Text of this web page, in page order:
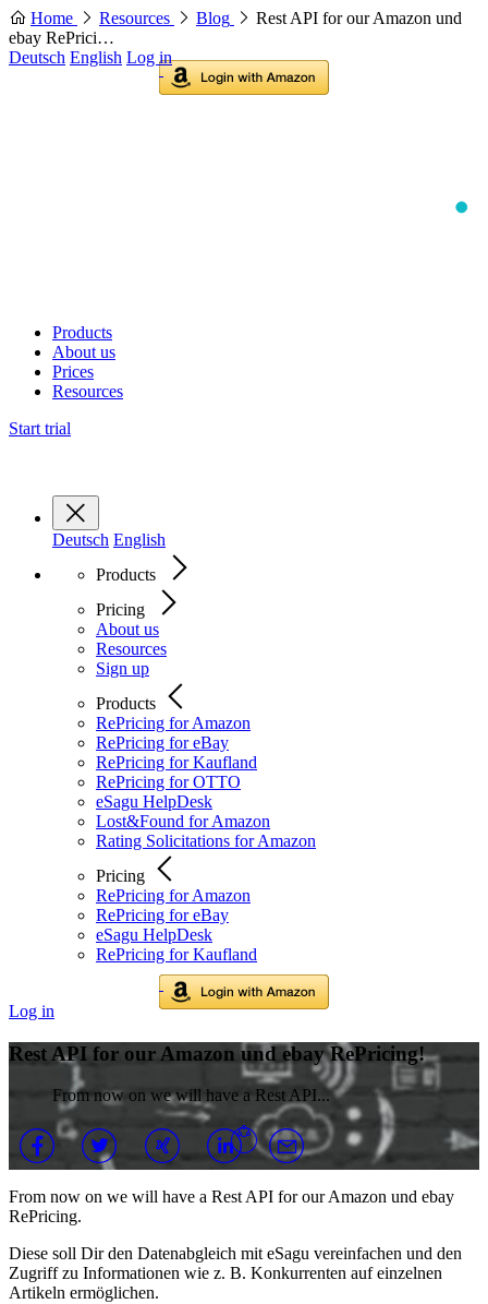
Home Resources Blog
Rest API for our Amazon und
ebay RePrici…
Deutsch English Log in
Products
About us
Prices
Resources
Start trial
Deutsch English
Products
Pricing
About us
Resources
Sign up
Products
RePricing for Amazon
RePricing for eBay
RePricing for Kaufland
RePricing for OTTO
eSagu HelpDesk
Lost&Found for Amazon
Rating Solicitations for Amazon
Pricing
RePricing for Amazon
RePricing for eBay
eSagu HelpDesk
RePricing for Kaufland
Log in
Rest API for our Amazon und ebay RePricing!
From now on we will have a Rest API...
From now on we will have a Rest API for our Amazon und ebay
RePricing.
Diese soll Dir den Datenabgleich mit eSagu vereinfachen und den
Zugriff zu Informationen wie z. B. Konkurrenten auf einzelnen
Artikeln ermöglichen.